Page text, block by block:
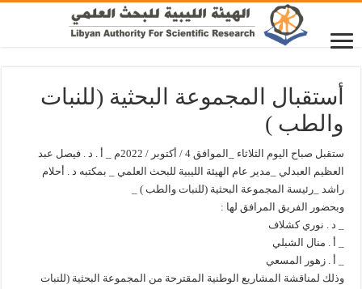
أستقبال المجموعة البحثية (للنبات
والطب )
ستقبل صباح اليوم الثلاثاء _الموافق 4 / أكتوبر / 2022م _ أ . د . فيصل عبد
العظيم العبدلي _مدير عام الهيئة الليبية للبحث العلمي _ بمكتبه د . أحلام
راشد _رئيسة المجموعة البحثية (للنبات والطب ) _
وبحضور الفريق المرافق لها :
_ د . نوري كشلاف
_ أ . منال الشبلي
_ أ . زهور المسعي
وذلك لمناقشة المشاريع الوطنية المقترحة من المجموعة البحثية (للنبات